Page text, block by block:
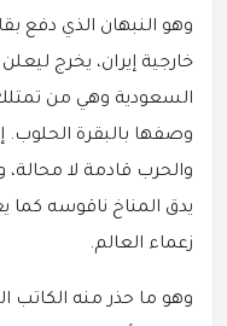
وهو النبهان الذي دفع
خارجية إيران، يخرج
السعودية وهي من تمتلك
وصفها بالبقرة الحلوب.
والحرب قادمة لا
يدق المناخ ناقوسه
زعماء العالم.
وهو ما حذر منه